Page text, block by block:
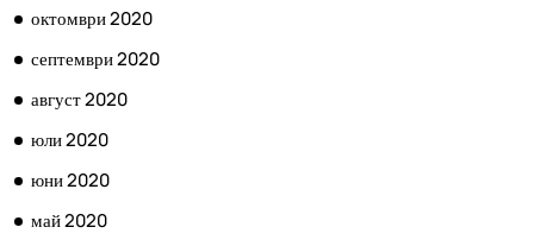
октомври 2020
септември 2020
август 2020
юли 2020
юни 2020
май 2020